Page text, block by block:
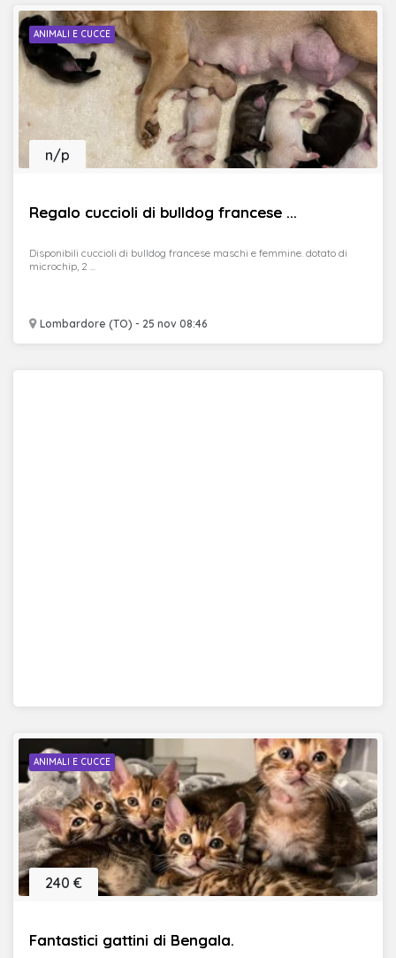
ANIMALI E CUCCE
Regalo cuccioli di bulldog francese ...
Lombardore (TO) - 25 nov 08:46
n/p
Disponibili cuccioli di bulldog francese maschi e femmine. dotato di
microchip, 2 ...
ANIMALI E CUCCE
Fantastici gattini di Bengala.
240 €